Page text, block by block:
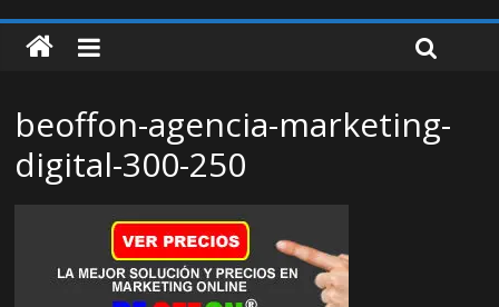
beoffon-agencia-marketing-
digital-300-250